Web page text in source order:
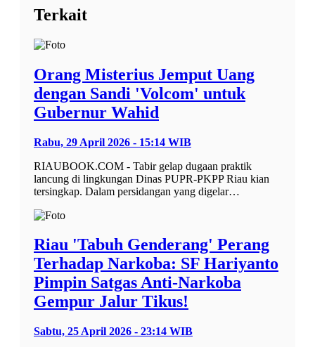
Terkait
Orang Misterius Jemput Uang
dengan Sandi 'Volcom' untuk
Gubernur Wahid
Rabu, 29 April 2026 - 15:14 WIB
RIAUBOOK.COM - Tabir gelap dugaan praktik
lancung di lingkungan Dinas PUPR-PKPP Riau kian
tersingkap. Dalam persidangan yang digelar…
Riau 'Tabuh Genderang' Perang
Terhadap Narkoba: SF Hariyanto
Pimpin Satgas Anti-Narkoba
Gempur Jalur Tikus!
Sabtu, 25 April 2026 - 23:14 WIB